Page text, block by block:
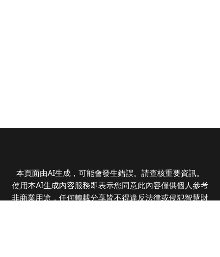
本頁面由AI生成，可能會發生錯誤。請查核重要資訊。
使用本AI生成內容服務即表示您同意此內容僅供個人參考
非商業用途，任何轉載分享皆不得違反法律或侵犯智慧財